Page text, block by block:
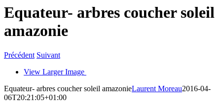
Equateur- arbres coucher soleil
amazonie
Précédent Suivant
View Larger Image
Equateur- arbres coucher soleil amazonieLaurent Moreau2016-04-
06T20:21:05+01:00